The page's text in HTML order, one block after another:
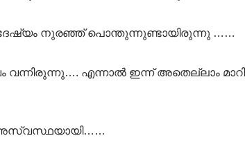
ദേഷ്യം നുരഞ്ഞ് പൊന്തുന്നുണ്ടായിരുന്നു ……
എന്നാൽ ഇന്ന് അതെല്ലാം മാറി
അസ്വസ്ഥയായി……